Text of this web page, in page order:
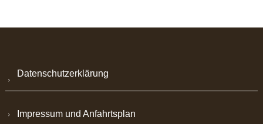
Datenschutzerklärung
Impressum und Anfahrtsplan